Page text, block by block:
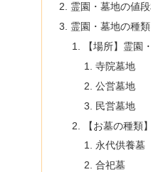
霊園・墓地の値
霊園・墓地の種
【場所】霊園
寺院墓地
公営墓地
民営墓地
【お墓の種類
永代供養墓
合祀墓